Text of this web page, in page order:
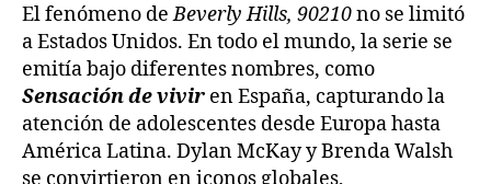
El fenómeno deBeverly Hills, 90210no se limitó
a Estados Unidos. En todo el mundo, la serie se
emitía bajo diferentes nombres, como
Sensación de vivir en España, capturando la
atención de adolescentes desde Europa hasta
América Latina. Dylan McKay y Brenda Walsh
se convirtieron en iconos globales,